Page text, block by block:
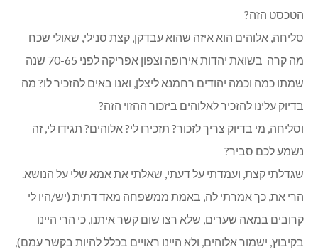
הטכסט הזה?
סליחה, אלוהים הוא איזה שהוא עבדקן, קצת סנילי, שאולי שכח
מה קרה בשואת יהדות אירופה וצפון אפריקה לפני 70-65 שנה
שמתו כמה וכמה יהודים רחמנא ליצלן, ואנו באים להזכיר לו? מה
בדיוק עלינו להזכיר לאלוהים ביזכור ההזוי הזה?
וסליחה, מי בדיוק צריך לזכור? תזכירו לי? אלוהים? תגידו לי, זה
נשמע לכם סביר?
שגדלתי קצת, ועמדתי על דעתי, שאלתי את אמא שלי על הנושא.
הרי את, כך אמרתי לה, באמת ממשפחה מאד דתית (יש/היו לי
קרובים במאה שערים, שלא רצו שום קשר איתנו, כי הרי היינו
בקיבוץ, ישמור אלוהים, ולא היינו ראויים בכלל להיות בקשר עמם),